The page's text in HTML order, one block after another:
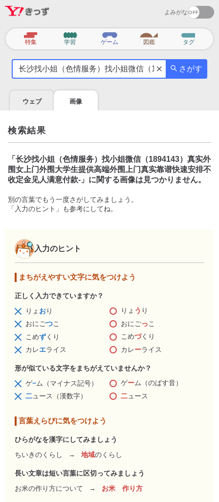
よみがな
カ
テ
特集 学習 ゲーム 図鑑 タグ
気
を
調
べ
よ
う
さがす
ウェブ 画像
検索結果
「 长沙找小姐（色情服务）找小姐微信（1894143）真实外
围女上门外围大学生提供高端外围上门真实靠谱快速安排不
收定金见人满意付款- 」に関する画像は見つかりません。
別の言葉でもう一度さがしてみましょう。
「入力のヒント」も参考にしてね。
入力のヒント
まちがえやすい文字に気をつけよう
正しく入力できていますか？
りょ おり りょ う り
おにごつこ おにごっこ
こめずくり こめづくり
カレエライス カレーライス
形が似ている文字をまちがえていませんか？
ゲ−ム（マイナス記号） ゲーム（のばす音）
二ュース（漢数字） 二ュース
言葉えらびに気をつけよう
ひらがなを漢字にしてみましょう
ちいきのくらし
→ 地域のくらし
長い文章は短い言葉に区切ってみましょう
お米の作り方について
→ お米 作り方